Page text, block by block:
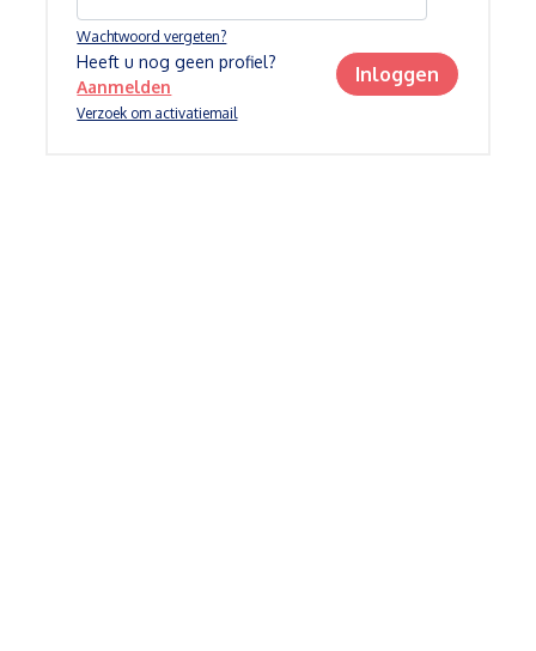
Wachtwoord vergeten?
Verzoek om activatiemail
Heeft u nog geen profiel?
Aanmelden
Inloggen